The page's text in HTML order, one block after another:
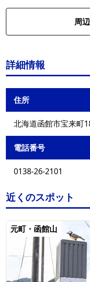
周
詳細情報
住所
北海道函館市宝来町
電話番号
0138-26-2101
近くのスポット
元町・函館山